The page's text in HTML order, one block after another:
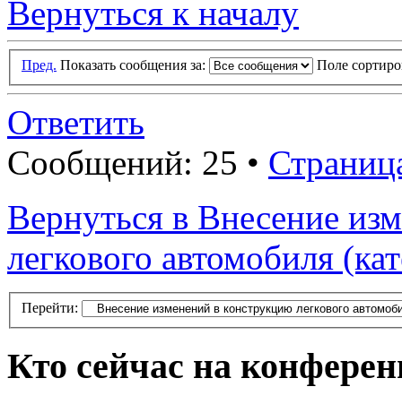
Вернуться к началу
Пред. Показать сообщения за: Поле
Ответить
Сообщений: 25 •
Вернуться в Внесение
легкового автомобиля
Перейти:
Кто сейчас на